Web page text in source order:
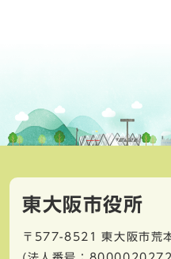
東大阪市役所
〒577-8521
東大阪市荒